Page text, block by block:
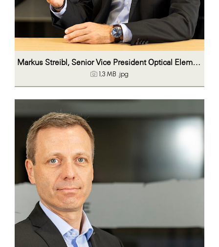
Markus Streibl, Senior Vice President Optical Elements
1,3 MB .jpg